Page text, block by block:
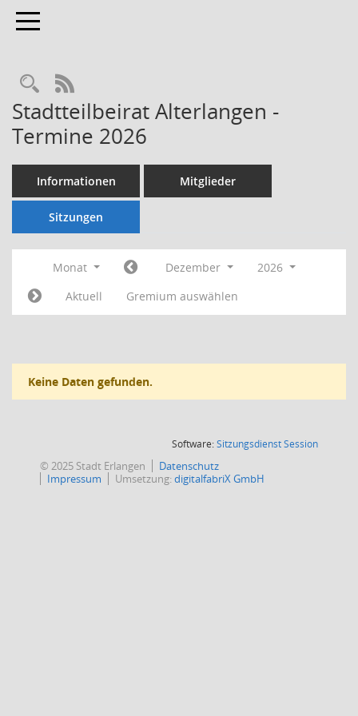
Toggle navigation
Rechercheauswahl
RSS-Feed
Stadtteilbeirat Alterlangen -
Termine 2026
Informationen Mitglieder
Sitzungen
Monat Dezember
2026
Aktuell
Gremium auswählen
Keine Daten gefunden.
Software:SitzungsdienstSession(Wird in
© 2025 Stadt Erlangen
Datenschutz
Impressum
Umsetzung:digitalfabriX GmbH